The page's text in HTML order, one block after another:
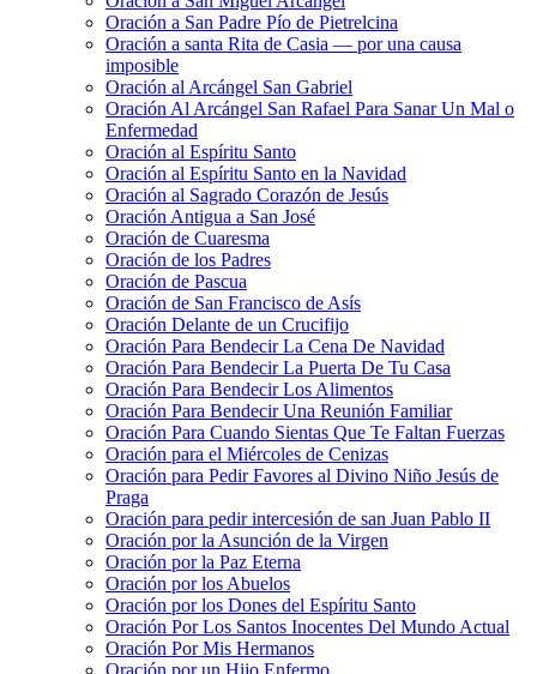
Oración a San Padre Pío de Pietrelcina
Oración a santa Rita de Casia — por una causa
imposible
Oración al Arcángel San Gabriel
Oración Al Arcángel San Rafael Para Sanar Un Mal o
Enfermedad
Oración al Espíritu Santo
Oración al Espíritu Santo en la Navidad
Oración al Sagrado Corazón de Jesús
Oración Antigua a San José
Oración de Cuaresma
Oración de los Padres
Oración de Pascua
Oración de San Francisco de Asís
Oración Delante de un Crucifijo
Oración Para Bendecir La Cena De Navidad
Oración Para Bendecir La Puerta De Tu Casa
Oración Para Bendecir Los Alimentos
Oración Para Bendecir Una Reunión Familiar
Oración Para Cuando Sientas Que Te Faltan Fuerzas
Oración para el Miércoles de Cenizas
Oración para Pedir Favores al Divino Niño Jesús de
Praga
Oración para pedir intercesión de san Juan Pablo II
Oración por la Asunción de la Virgen
Oración por la Paz Eterna
Oración por los Abuelos
Oración por los Dones del Espíritu Santo
Oración Por Los Santos Inocentes Del Mundo Actual
Oración Por Mis Hermanos